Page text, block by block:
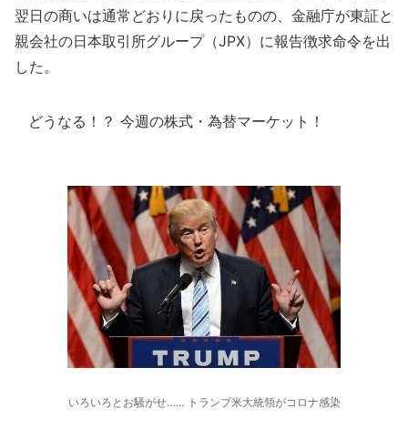
翌日の商いは通常どおりに戻ったものの、金融庁が東証と
親会社の日本取引所グループ（JPX）に報告徴求命令を出
した。
どうなる！？ 今週の株式・為替マーケット！
いろいろとお騒がせ…… トランプ米大統領がコロナ感染